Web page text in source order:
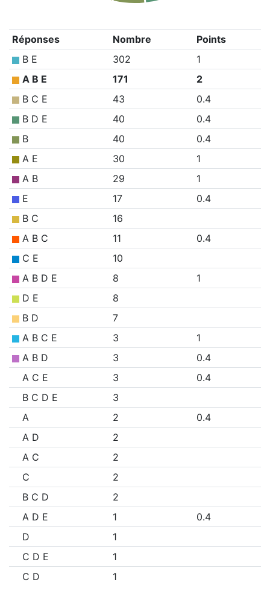
Réponses Nombre
Points
B E
302
1
A B E
171
2
B C E
43
0.4
B D E
40
0.4
B
40
0.4
A E
30
1
A B
29
1
E
17
0.4
B C
16
A B C
11
0.4
C E
10
A B D E
8
1
D E
8
B D
7
A B C E
3
1
A B D
3
0.4
A C E
3
0.4
B C D E
3
A
2
0.4
A D
2
A C
2
C
2
B C D
2
A D E
1
0.4
D
1
C D E
1
C D
1